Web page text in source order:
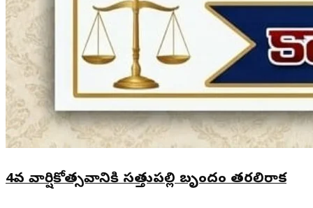
4వ వార్షికోత్సవానికి సత్తుపల్లి బృందం తరలిరాక